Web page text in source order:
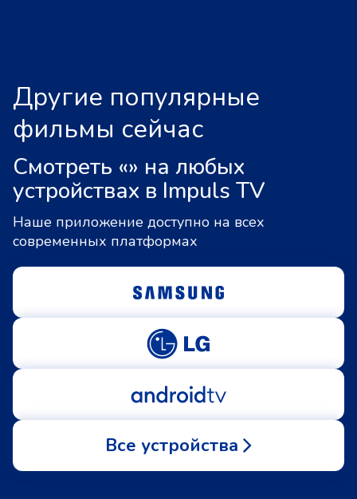
Другие популярные
фильмы сейчас
Смотреть «» на любых
устройствах в Impuls TV
Наше приложение доступно на всех
современных платформах
Все устройства